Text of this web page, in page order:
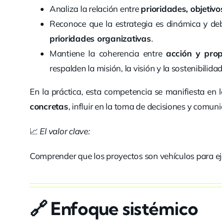
Analiza la relación entreprioridades,
Reconoce que la estrategia es dinámica y
prioridades organizativas.
Mantiene la coherencia entre acción y
respalden la misión, la visión y la
En la práctica, esta competencia se manifiesta
concretas, influir en la toma de decisiones y
📈 El valor clave:
Comprender que los proyectos son vehículos para
🔗 Enfoque sistémico